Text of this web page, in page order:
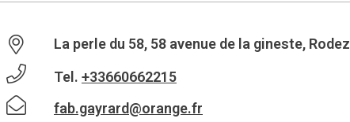
La perle du 58, 58 avenue de la gineste, Rodez
Tel. +33660662215
fab.gayrard@orange.fr